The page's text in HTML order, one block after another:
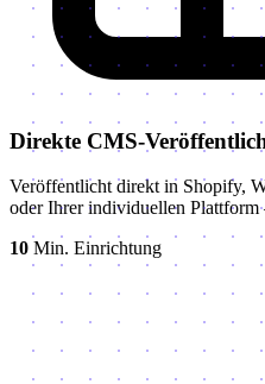
Direkte CMS-
Veröffentlicht direkt in Shopify,
oder Ihrer individuellen Plattform
10 Min. Einrichtung